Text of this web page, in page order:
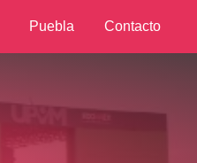
Puebla Contacto